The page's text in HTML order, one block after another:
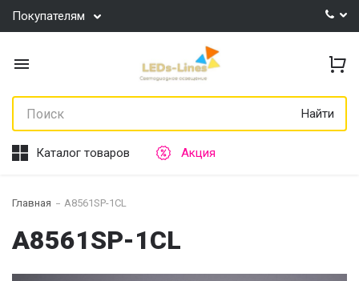
Покупателям
Найти
Каталог товаров Акция
Главная A8561SP-1CL
A8561SP-1CL